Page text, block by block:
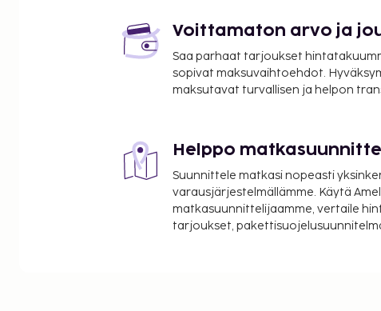
Moderne og komfortabelt hotell. Satellitt-tv,
Bygningens fasiliteter
Resepsjon, frokostsal, Wi-Fi.
Ankomst
Innsjekkingstid: 16:00, utsjekkingstid: 12:00.
Voittamaton arvo ja
Saa parhaat tarjoukset
sopivat maksuvaihtoehdot.
maksutavat turvallisen ja helpon
Helppo
Suunnittele matkasi nopeasti
varausjärjestelmällämme. Käytä
matkasuunnittelijaamme, vertaile
tarjoukset,